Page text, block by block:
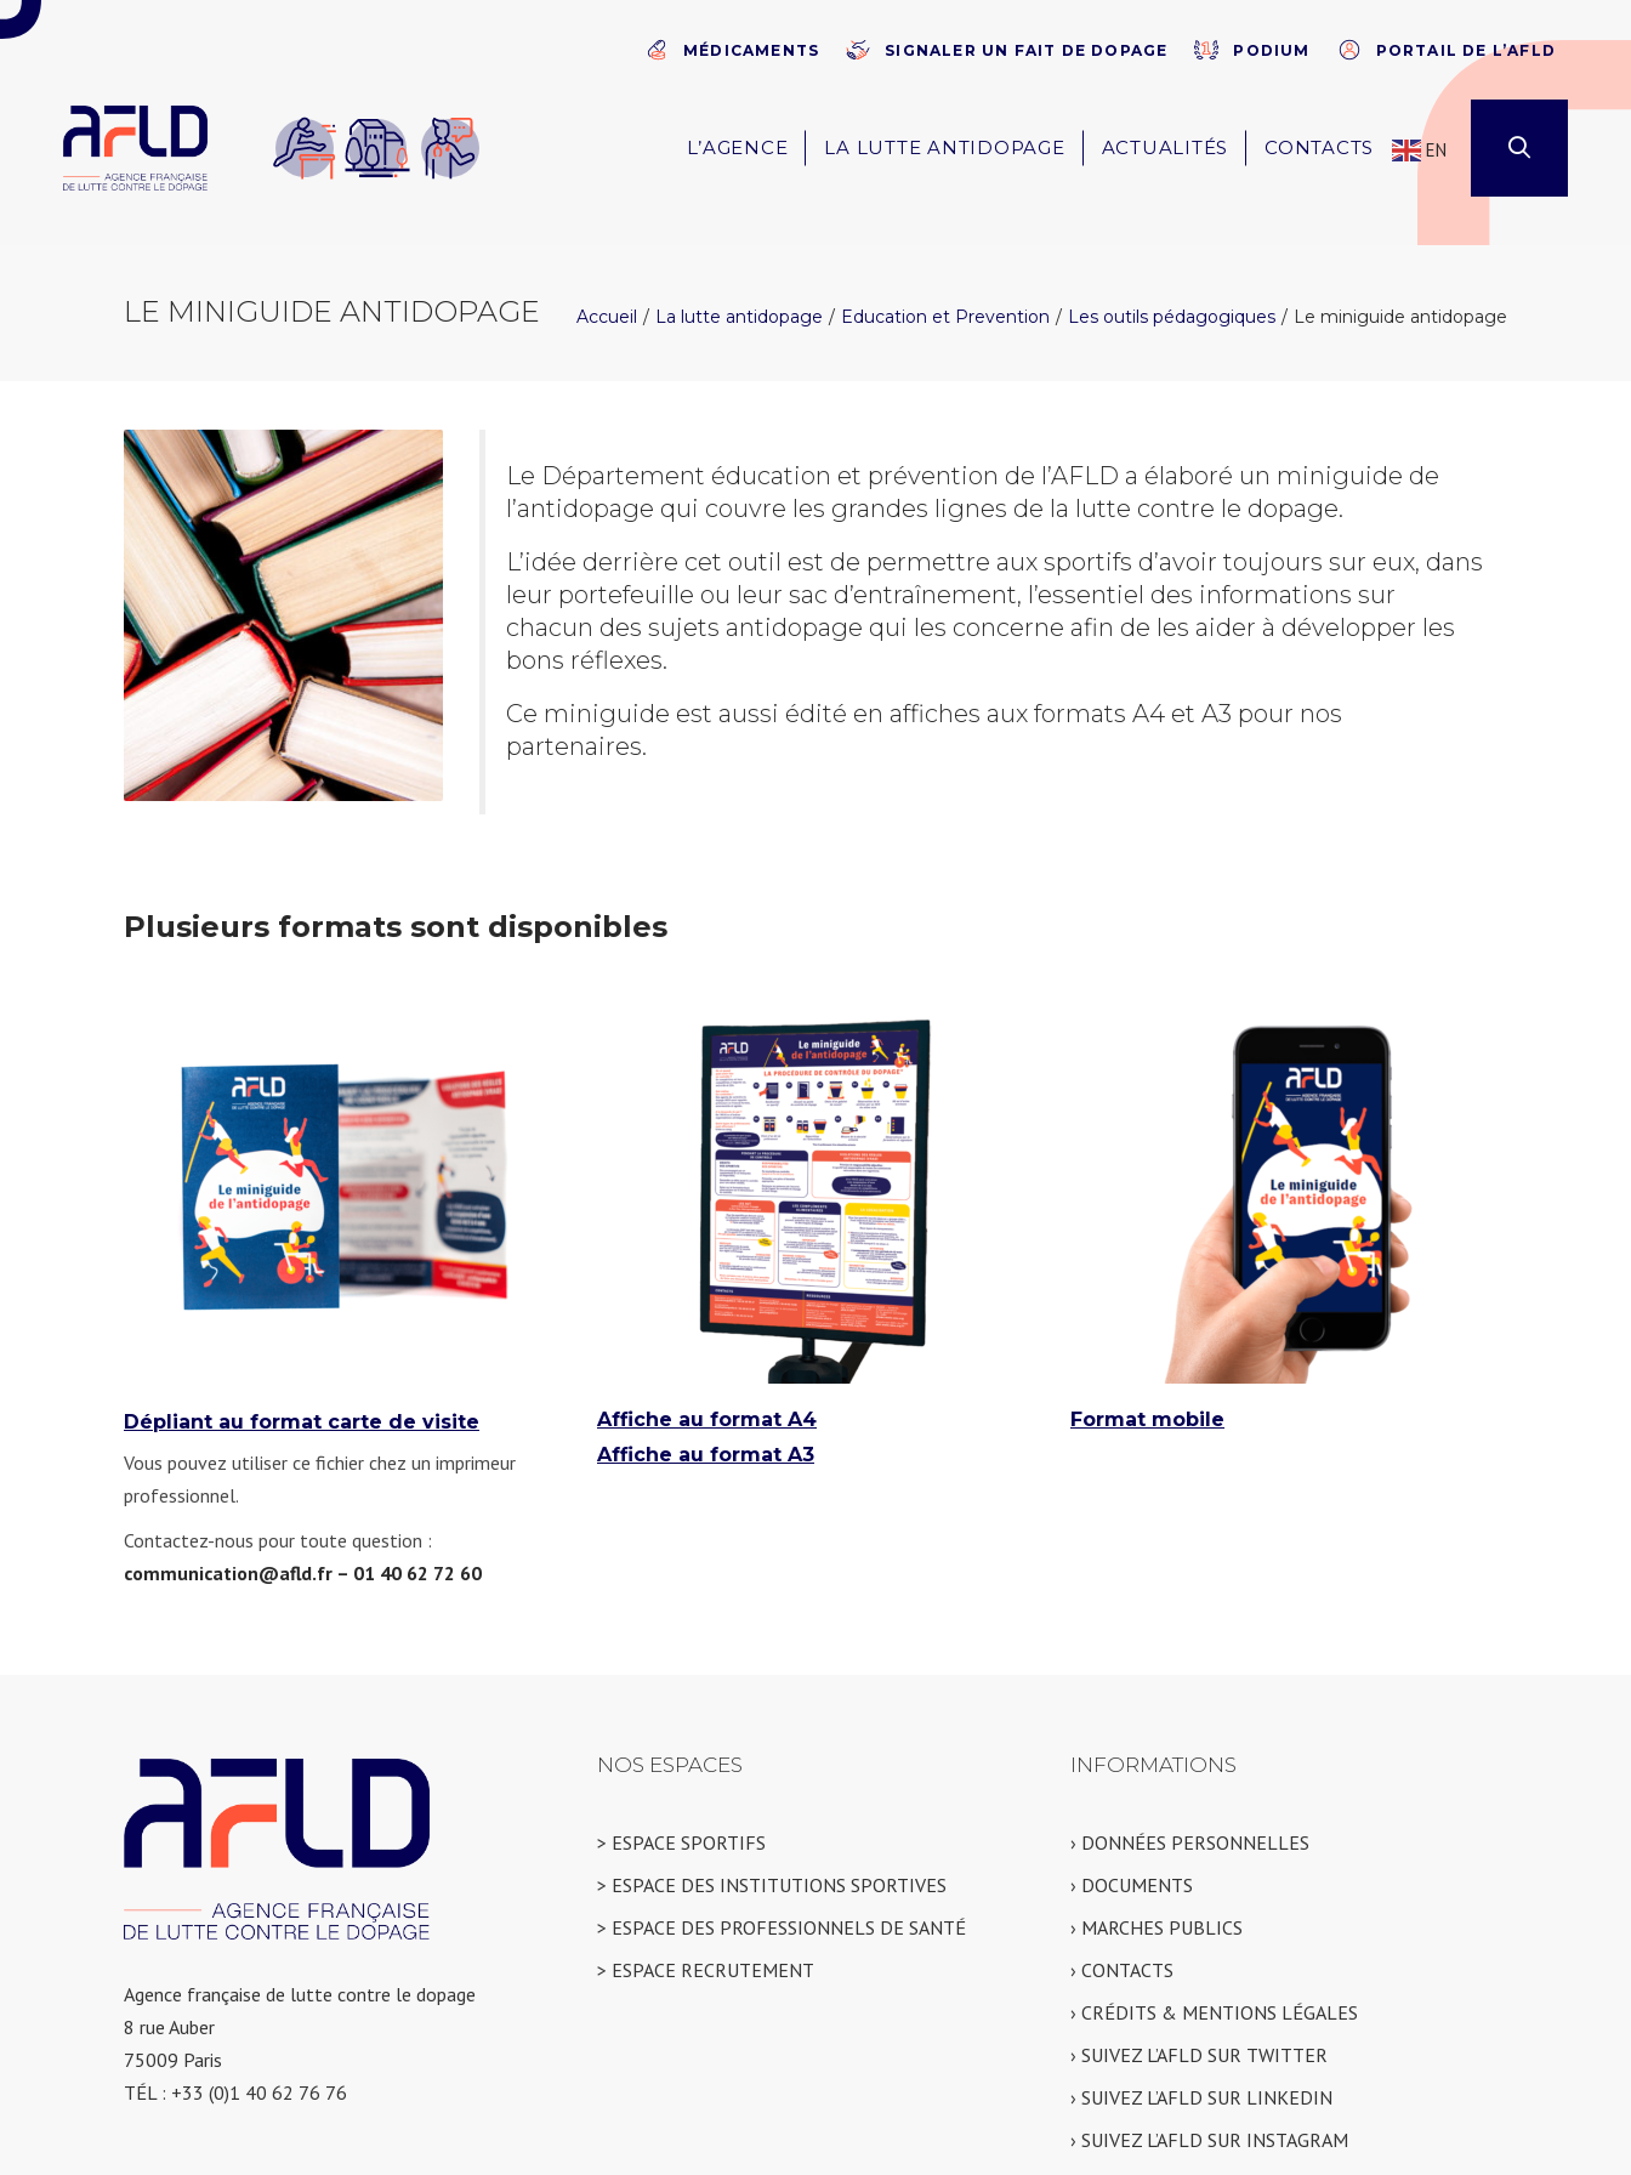
Panneau de gestion des cookies
MÉDICAMENTS SIGNALER UN FAIT DE DOPAGE PODIUM PORTAIL DE L’AFLD
L’AGENCE LA LUTTE ANTIDOPAGE ACTUALITÉS CONTACTS EN
LE MINIGUIDE ANTIDOPAGE Accueil La lutte antidopage Education et Prevention Les outils pédagogiques Le miniguide antidopage
Le Département éducation et prévention de l’AFLD a élaboré un miniguide de
l’antidopage qui couvre les grandes lignes de la lutte contre le dopage.
L’idée derrière cet outil est de permettre aux sportifs d’avoir toujours sur eux, dans
leur portefeuille ou leur sac d’entraînement, l’essentiel des informations sur
chacun des sujets antidopage qui les concerne afin de les aider à développer les
bons réflexes.
Ce miniguide est aussi édité en affiches aux formats A4 et A3 pour nos
partenaires.
Plusieurs formats sont disponibles
Dépliant au format carte de visite
Vous pouvez utiliser ce fichier chez un imprimeur
professionnel.
Contactez-nous pour toute question :
communication@afld.fr – 01 40 62 72 60
Affiche au format A4
Affiche au format A3
Format mobile
Agence française de lutte contre le dopage
8 rue Auber
75009 Paris
TÉL : +33 (0)1 40 62 76 76
NOS ESPACES
> ESPACE SPORTIFS
> ESPACE DES INSTITUTIONS SPORTIVES
> ESPACE DES PROFESSIONNELS DE SANTÉ
> ESPACE RECRUTEMENT
INFORMATIONS
› DONNÉES PERSONNELLES
› DOCUMENTS
› MARCHES PUBLICS
› CONTACTS
› CRÉDITS & MENTIONS LÉGALES
› SUIVEZ L’AFLD SUR TWITTER
› SUIVEZ L’AFLD SUR LINKEDIN
› SUIVEZ L’AFLD SUR INSTAGRAM